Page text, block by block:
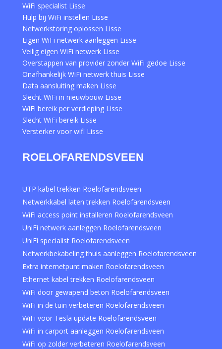
WiFi specialist Lisse
Hulp bij WiFi instellen Lisse
Netwerkstoring oplossen Lisse
Eigen WiFi netwerk aanleggen Lisse
Veilig eigen WiFi netwerk Lisse
Overstappen van provider zonder WiFi gedoe Lisse
Onafhankelijk WiFi netwerk thuis Lisse
Data aansluiting maken Lisse
Slecht WiFi in nieuwbouw Lisse
WiFi bereik per verdieping Lisse
Slecht WiFi bereik Lisse
Versterker voor wifi Lisse
ROELOFARENDSVEEN
UTP kabel trekken Roelofarendsveen
Netwerkkabel laten trekken Roelofarendsveen
WiFi access point installeren Roelofarendsveen
UniFi netwerk aanleggen Roelofarendsveen
UniFi specialist Roelofarendsveen
Netwerkbekabeling thuis aanleggen Roelofarendsveen
Extra internetpunt maken Roelofarendsveen
Ethernet kabel trekken Roelofarendsveen
WiFi door gewapend beton Roelofarendsveen
WiFi in de tuin verbeteren Roelofarendsveen
WiFi voor Tesla update Roelofarendsveen
WiFi in carport aanleggen Roelofarendsveen
WiFi op zolder verbeteren Roelofarendsveen